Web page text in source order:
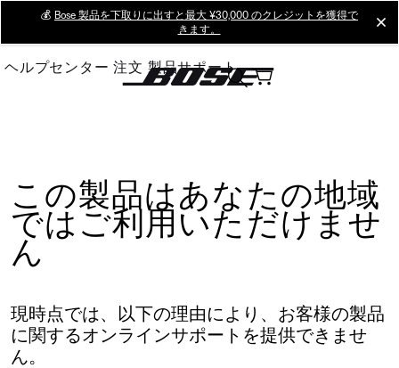
Main
💰 Bose 製品を下取りに出すと最大 ¥30,000 のクレジットを獲得で
きます。
ヘルプセンター 注文 製品サポート
この製品はあなたの地域
ではご利用いただけませ
ん
現時点では、以下の理由により、お客様の製品
に関するオンラインサポートを提供できませ
ん。